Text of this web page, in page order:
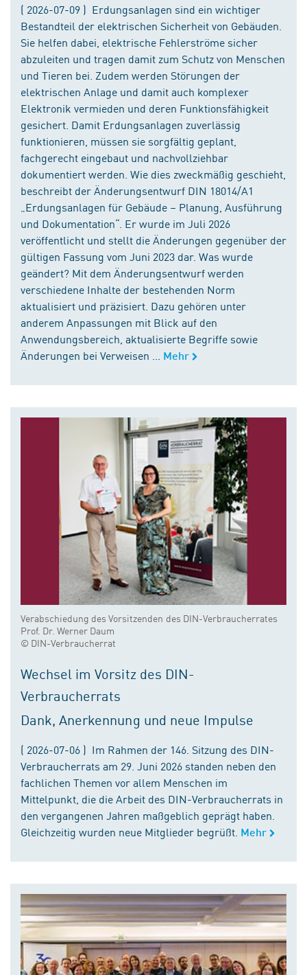
( 2026-07-09 ) Erdungsanlagen sind ein wichtiger
Bestandteil der elektrischen Sicherheit von Gebäuden.
Sie helfen dabei, elektrische Fehlerströme sicher
abzuleiten und tragen damit zum Schutz von Menschen
und Tieren bei. Zudem werden Störungen der
elektrischen Anlage und damit auch komplexer
Elektronik vermieden und deren Funktionsfähigkeit
gesichert. Damit Erdungsanlagen zuverlässig
funktionieren, müssen sie sorgfältig geplant,
fachgerecht eingebaut und nachvollziehbar
dokumentiert werden. Wie dies zweckmäßig geschieht,
beschreibt der Änderungsentwurf DIN 18014/A1
„Erdungsanlagen für Gebäude – Planung, Ausführung
und Dokumentation“. Er wurde im Juli 2026
veröffentlicht und stellt die Änderungen gegenüber der
gültigen Fassung vom Juni 2023 dar. Was wurde
geändert? Mit dem Änderungsentwurf werden
verschiedene Inhalte der bestehenden Norm
aktualisiert und präzisiert. Dazu gehören unter
anderem Anpassungen mit Blick auf den
Anwendungsbereich, aktualisierte Begriffe sowie
Änderungen bei Verweisen ...
Mehr
Verabschiedung des Vorsitzenden des DIN-Verbraucherrates
Prof. Dr. Werner Daum
© DIN-Verbraucherrat
Wechsel im Vorsitz des DIN-
Verbraucherrats
Dank, Anerkennung und neue Impulse
( 2026-07-06 ) Im Rahmen der 146. Sitzung des DIN-
Verbraucherrats am 29. Juni 2026 standen neben den
fachlichen Themen vor allem Menschen im
Mittelpunkt, die die Arbeit des DIN-Verbraucherrats in
den vergangenen Jahren maßgeblich geprägt haben.
Gleichzeitig wurden neue Mitglieder begrüßt. Mehr